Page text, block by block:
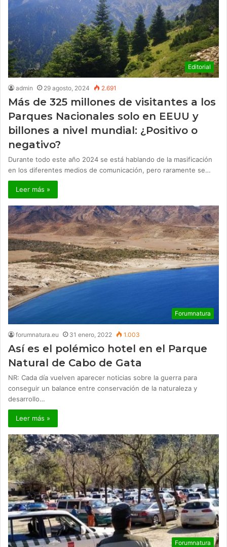
Editorial
admin 29 agosto, 2024 2.691
Más de 325 millones de visitantes a los
Parques Nacionales solo en EEUU y
billones a nivel mundial: ¿Positivo o
negativo?
Durante todo este año 2024 se está hablando de la masificación
en los diferentes medios de comunicación, pero raramente se…
Leer más »
Forumnatura
forumnatura.eu 31 enero, 2022 1.003
Así es el polémico hotel en el Parque
Natural de Cabo de Gata
NR: Cada día vuelven aparecer noticias sobre la guerra para
conseguir un balance entre conservación de la naturaleza y
desarrollo…
Leer más »
Forumnatura